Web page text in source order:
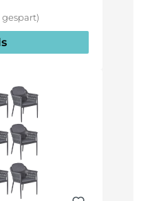
gespart)